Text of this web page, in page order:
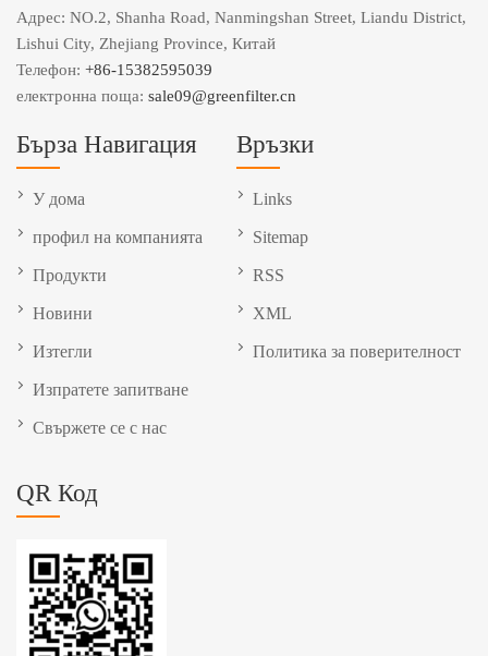
Адрес: NO.2, Shanha Road, Nanmingshan Street, Liandu District,
Lishui City, Zhejiang Province, Китай
Телефон: +86-15382595039
електронна поща: sale09@greenfilter.cn
Бърза Навигация
У дома
профил на компанията
Продукти
Новини
Изтегли
Изпратете запитване
Свържете се с нас
Връзки
Links
Sitemap
RSS
XML
Политика за поверителност
QR Код